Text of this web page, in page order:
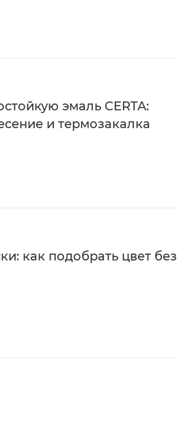
эмаль CERTA:
и термозакалка
как подобрать цвет без